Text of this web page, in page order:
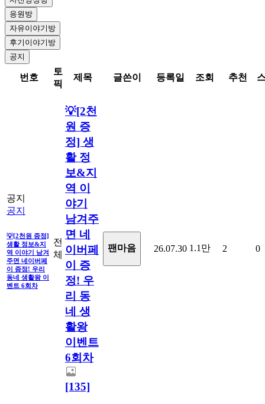
응원방
자유이야기방
후기이야기방
공지
번호
토
픽
제목 글쓴이 등록일 조회 추천
공지
공지
💡[2천원 증정]
생활 정보&지
역 이야기 남겨
주면 네이버페
이 증정! 우리
동네 생활왕 이
벤트 6회차
전
체
💡[2천
원 증
정] 생
활 정
보&지
역 이
야기
남겨주
면 네
이버페
이 증
정! 우
리 동
네 생
활왕
이벤트
6회차
[135]
팬마음ㅤ 26.07.30 1.1만 2 0